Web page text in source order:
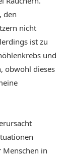
den
nicht
ist zu
und
obwohl dieses
in